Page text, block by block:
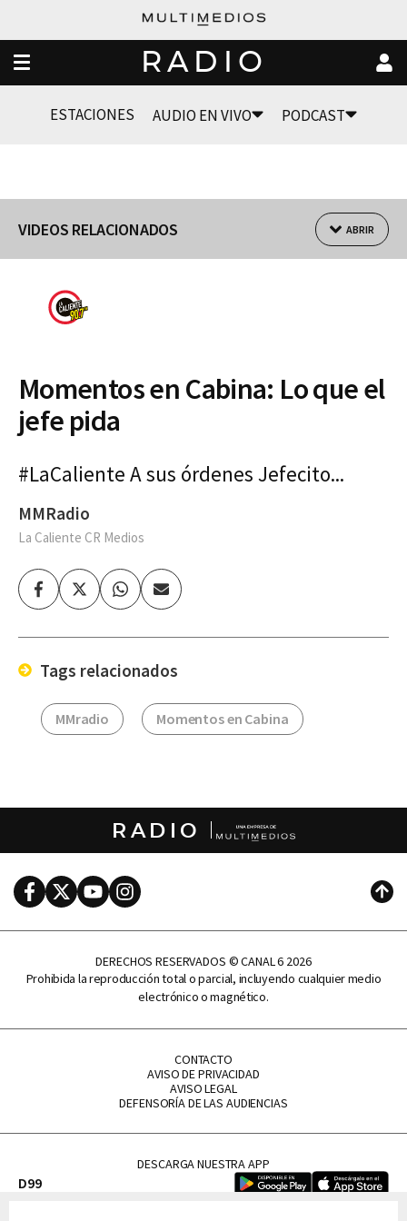
RADIO
ESTACIONES AUDIO EN VIVO PODCAST
VIDEOS RELACIONADOS ABRIR
Momentos en Cabina: Lo que el
jefe pida
#LaCaliente A sus órdenes Jefecito...
MMRadio
La Caliente CR Medios
FacebookTwitterWhatsapp
Enviar
por
Tags relacionados
MMradio Momentos en Cabina
RADIO
FacebookTwitterYoutubeInstagram
DERECHOS RESERVADOS © CANAL 6 2026
Prohibida la reproducción total o parcial, incluyendo cualquier medio
electrónico o magnético.
CONTACTO
AVISO DE PRIVACIDAD
AVISO LEGAL
DEFENSORÍA DE LAS AUDIENCIAS
DESCARGA NUESTRA APP
D99